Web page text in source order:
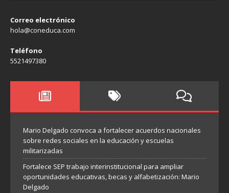
Correo electrónico
hola@coneduca.com
Teléfono
5521497380
Mario Delgado convoca a fortalecer acuerdos nacionales
sobre redes sociales en la educación y escuelas
militarizadas
Fortalece SEP trabajo interinstitucional para ampliar
oportunidades educativas, becas y alfabetización: Mario
Delgado